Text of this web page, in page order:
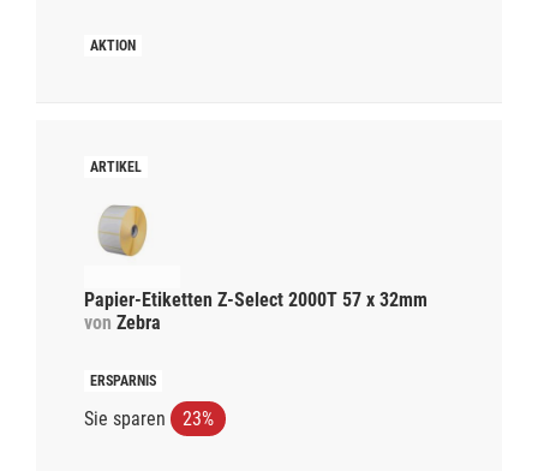
Papier-Etiketten Z-Select 2000T 57 x 32mm
von Zebra
Sie sparen 23%